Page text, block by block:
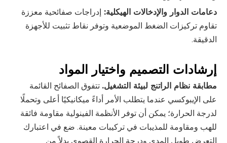
دعامات الدوار والإدخالات الهيكلية: إدراجات صفائحية معززة
تقاوم تركيزات الضغط الموضعية وتوفر نقاط تثبيت للأجهزة
الدقيقة.
إرشادات التصميم واختيار المواد
مطابقة نظام الراتنج لبيئة التشغيل. تتفوق الصفائح القائمة
على الإيبوكسي عندما يتطلب الأمر أداءً ميكانيكيًا أعلى وتحملًا
لدرجة الحرارة؛ يمكن أن توفر الأنظمة الفينولية مقاومة فائقة
للهب ومقاومة للمذيبات في تركيبات معينة. ضع في اعتبارك
التعرض طويل المدى ودرجة الحرارة القصوى بدلاً من